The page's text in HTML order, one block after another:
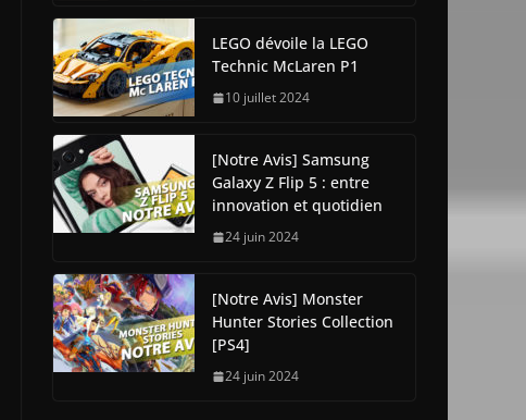
LEGO dévoile la LEGO
Technic McLaren P1
10 juillet 2024
[Notre Avis] Samsung
Galaxy Z Flip 5 : entre
innovation et quotidien
24 juin 2024
[Notre Avis] Monster
Hunter Stories Collection
[PS4]
24 juin 2024